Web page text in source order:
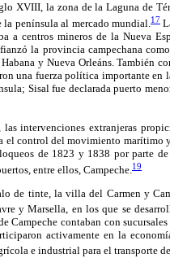
XVIII, la zona de la Laguna de
península al mercado mundial. 17
a centros mineros de la Nueva
la provincia campechana
y Nueva Orleáns. También
una fuerza política importante
Sisal fue declarada puerto
intervenciones extranjeras
control del movimiento marítimo
de 1823 y 1838 por parte
entre ellos, Campeche. 19
de tinte, la villa del Carmen y
y Marsella, en los que se
Campeche contaban con
activamente en la
e industrial para el transporte